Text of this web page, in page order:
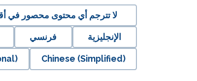
لا تترجم أي محتوى محصور في
الإنجليزية فرنسي
Chinese (Simplified)